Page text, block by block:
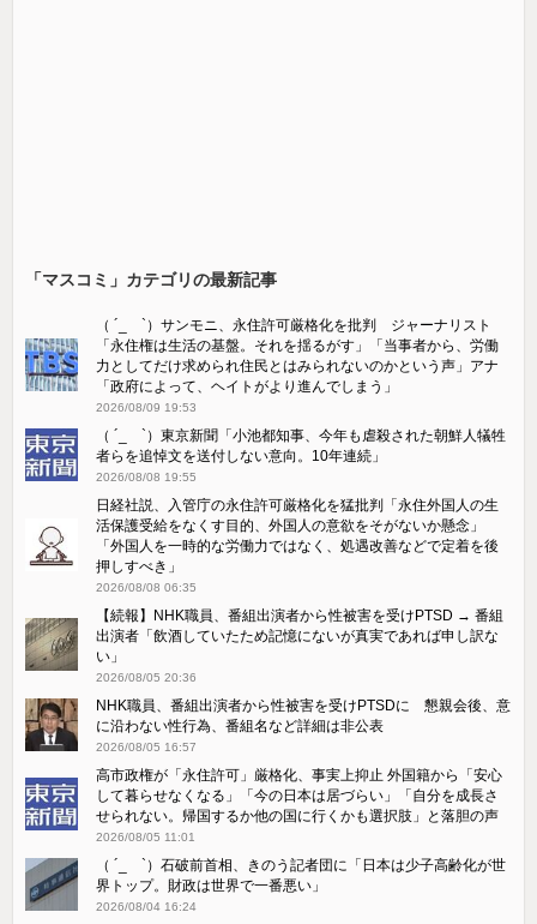
「マスコミ」カテゴリの最新記事
（ ´_ゝ`）サンモニ、永住許可厳格化を批判 ジャーナリスト
「永住権は生活の基盤。それを揺るがす」「当事者から、労働
力としてだけ求められ住民とはみられないのかという声」アナ
「政府によって、ヘイトがより進んでしまう」
2026/08/09 19:53
（ ´_ゝ`）東京新聞「小池都知事、今年も虐殺された朝鮮人犠牲
者らを追悼文を送付しない意向。10年連続」
2026/08/08 19:55
日経社説、入管庁の永住許可厳格化を猛批判「永住外国人の生
活保護受給をなくす目的、外国人の意欲をそがないか懸念」
「外国人を一時的な労働力ではなく、処遇改善などで定着を後
押しすべき」
2026/08/08 06:35
【続報】NHK職員、番組出演者から性被害を受けPTSD → 番組
出演者「飲酒していたため記憶にないが真実であれば申し訳な
い」
2026/08/05 20:36
NHK職員、番組出演者から性被害を受けPTSDに 懇親会後、意
に沿わない性行為、番組名など詳細は非公表
2026/08/05 16:57
高市政権が「永住許可」厳格化、事実上抑止 外国籍から「安心
して暮らせなくなる」「今の日本は居づらい」「自分を成長さ
せられない。帰国するか他の国に行くかも選択肢」と落胆の声
2026/08/05 11:01
（ ´_ゝ`）石破前首相、きのう記者団に「日本は少子高齢化が世
界トップ。財政は世界で一番悪い」
2026/08/04 16:24